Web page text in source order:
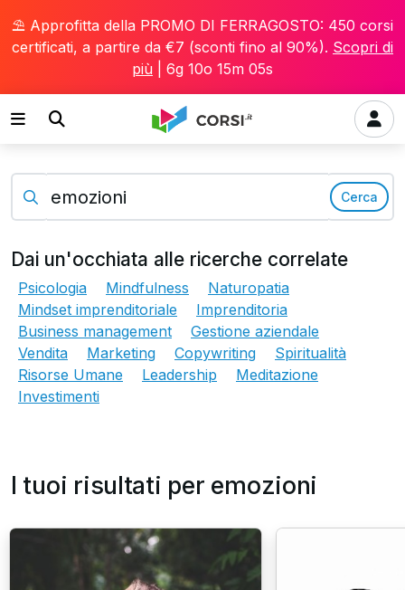
⛱️ Approfitta della PROMO DI FERRAGOSTO: 450 corsi
certificati, a partire da €7 (sconti fino al 90%). Scopri di
più
6g 10o 15m 03s
Cerca
Dai un'occhiata alle ricerche correlate
Psicologia Mindfulness
Naturopatia
Mindset imprenditoriale
Imprenditoria
Business management
Gestione aziendale
Vendita
Marketing Copywriting
Spiritualità
Risorse Umane
Leadership
Meditazione
Investimenti
I tuoi risultati per emozioni